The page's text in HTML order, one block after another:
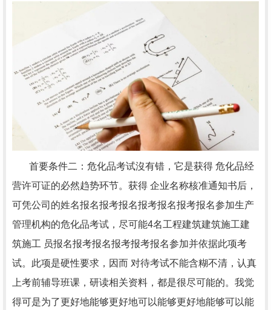
首要条件二：危化品考试沒有错，它是获得 危化品经
营许可证的必然趋势环节。获得 企业名称核准通知书后，
可凭公司的姓名报名报考报名报考报名报考报名参加生产
管理机构的危化品考试，尽可能4名工程建筑建筑施工建
筑施工 员报名报考报名报考报考报名参加并依据此项考
试。此项是硬性要求，因而 对待考试不能含糊不清，认真
上考前辅导班课，研读相关资料，都是很尽可能的。我觉
得可是为了更好地能够更好地可以能够更好地能够可以能